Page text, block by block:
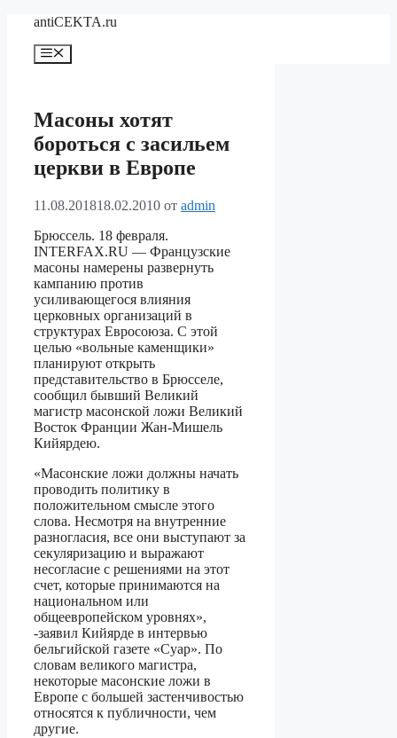
Перейти
содержимому
antiCEKTA.ru
Меню
Масоны хотят
бороться с засильем
церкви в Европе
11.08.201818.02.2010 от admin
Брюссель. 18 февраля.
INTERFAX.RU — Французские
масоны намерены развернуть
кампанию против
усиливающегося влияния
церковных организаций в
структурах Евросоюза. С этой
целью «вольные каменщики»
планируют открыть
представительство в Брюсселе,
сообщил бывший Великий
магистр масонской ложи Великий
Восток Франции Жан-Мишель
Кийярдею.
«Масонские ложи должны начать
проводить политику в
положительном смысле этого
слова. Несмотря на внутренние
разногласия, все они выступают за
секуляризацию и выражают
несогласие с решениями на этот
счет, которые принимаются на
национальном или
общеевропейском уровнях»,
-заявил Кийярде в интервью
бельгийской газете «Суар». По
словам великого магистра,
некоторые масонские ложи в
Европе с большей застенчивостью
относятся к публичности, чем
другие.